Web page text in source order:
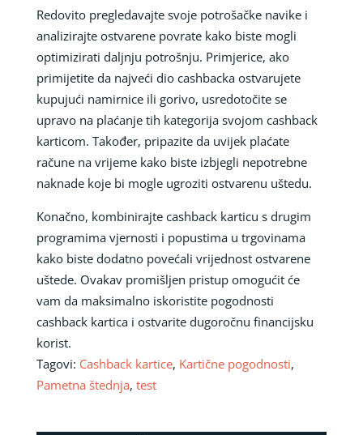
Redovito pregledavajte svoje potrošačke navike i
analizirajte ostvarene povrate kako biste mogli
optimizirati daljnju potrošnju. Primjerice, ako
primijetite da najveći dio cashbacka ostvarujete
kupujući namirnice ili gorivo, usredotočite se
upravo na plaćanje tih kategorija svojom cashback
karticom. Također, pripazite da uvijek plaćate
račune na vrijeme kako biste izbjegli nepotrebne
naknade koje bi mogle ugroziti ostvarenu uštedu.
Konačno, kombinirajte cashback karticu s drugim
programima vjernosti i popustima u trgovinama
kako biste dodatno povećali vrijednost ostvarene
uštede. Ovakav promišljen pristup omogućit će
vam da maksimalno iskoristite pogodnosti
cashback kartica i ostvarite dugoročnu financijsku
korist.
Tagovi: Cashback kartice, Kartične pogodnosti,
Pametna štednja, test